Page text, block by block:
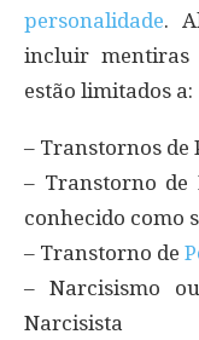
personalidade.
incluir mentiras
estão limitados a:
– Transtornos de
– Transtorno de
conhecido como
– Transtorno de
– Narcisismo
Narcisista